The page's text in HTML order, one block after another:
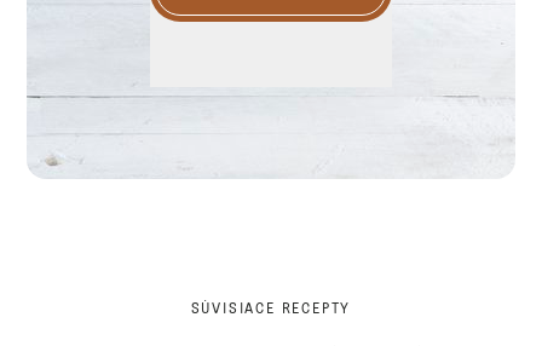
SÚVISIACE RECEPTY